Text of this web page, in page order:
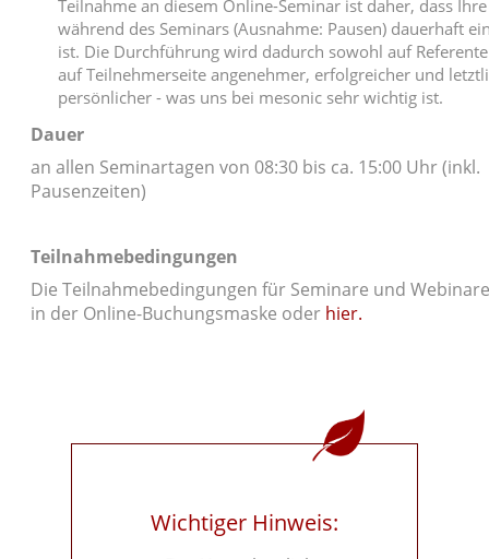
Teilnahme an diesem Online-Seminar ist daher, dass
während des Seminars (Ausnahme: Pausen) dauerhaft
ist. Die Durchführung wird dadurch sowohl auf
auf Teilnehmerseite angenehmer, erfolgreicher und
persönlicher - was uns bei mesonic sehr wichtig ist.
Dauer
an allen Seminartagen von 08:30 bis ca. 15:00 Uhr (inkl.
Pausenzeiten)
Teilnahmebedingungen
Die Teilnahmebedingungen für Seminare und
in der Online-Buchungsmaske oder hier.
Wichtiger Hinweis: